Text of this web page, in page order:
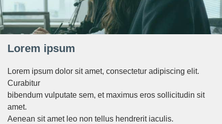
Lorem ipsum
Lorem ipsum dolor sit amet, consectetur adipiscing elit.
Curabitur
bibendum vulputate sem, et maximus eros sollicitudin sit
amet.
Aenean sit amet leo non tellus hendrerit iaculis.